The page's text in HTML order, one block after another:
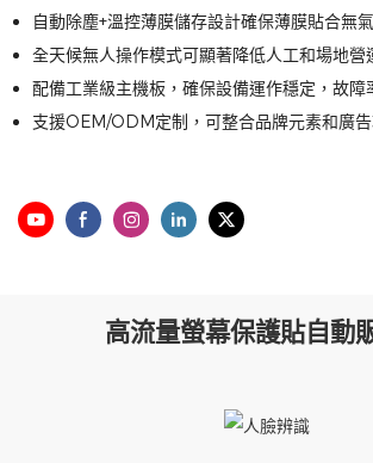
自動除塵+溫控薄膜儲存設計確保薄膜貼合無
全天候無人操作模式可顯著降低人工和場地營
配備工業級主機板，確保設備運作穩定，故障
支援OEM/ODM定制，可整合品牌元素和廣告
高流量螢幕保護貼自動